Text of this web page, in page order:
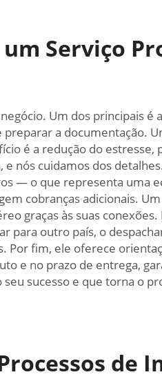
Serviço
Um dos principais é
a documentação.
é a redução do estresse,
nós cuidamos dos
— o que representa uma
cobranças adicionais.
graças às suas
para outro país, o
Por fim, ele oferece
e no prazo de entrega,
sucesso e que torna o
de